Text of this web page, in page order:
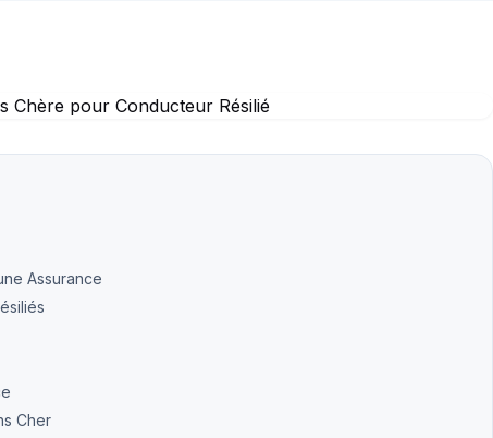
Assurance
Cher